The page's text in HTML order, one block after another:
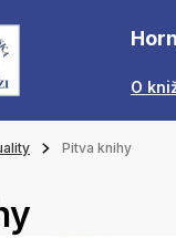
O
Pitva knihy